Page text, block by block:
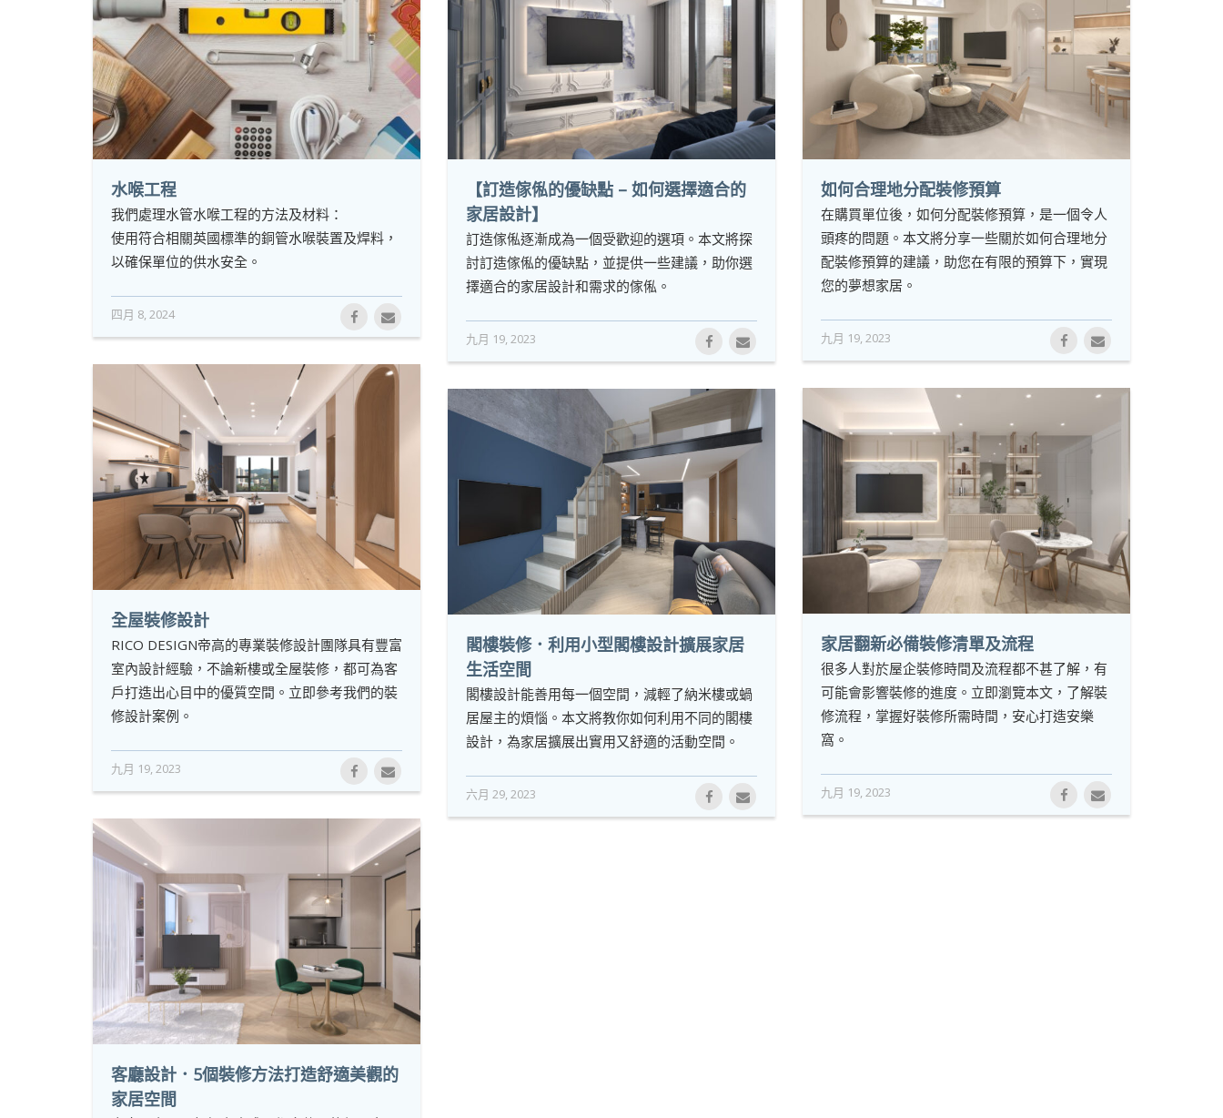
水喉工程
我們處理水管水喉工程的方法及材料：
使用符合相關英國標準的銅管水喉裝置及焊料，
以確保單位的供水安全。
四月 8, 2024
【訂造傢俬的優缺點 – 如何選擇適合的
家居設計】
訂造傢俬逐漸成為一個受歡迎的選項。本文將探
討訂造傢俬的優缺點，並提供一些建議，助你選
擇適合的家居設計和需求的傢俬。
九月 19, 2023
如何合理地分配裝修預算
在購買單位後，如何分配裝修預算，是一個令人
頭疼的問題。本文將分享一些關於如何合理地分
配裝修預算的建議，助您在有限的預算下，實現
您的夢想家居。
九月 19, 2023
全屋裝修設計
RICO DESIGN帝高的專業裝修設計團隊具有豐富
室內設計經驗，不論新樓或全屋裝修，都可為客
戶打造出心目中的優質空間。立即參考我們的裝
修設計案例。
九月 19, 2023
家居翻新必備裝修清單及流程
很多人對於屋企裝修時間及流程都不甚了解，有
可能會影響裝修的進度。立即瀏覽本文，了解裝
修流程，掌握好裝修所需時間，安心打造安樂
窩。
九月 19, 2023
閣樓裝修．利用小型閣樓設計擴展家居
生活空間
閣樓設計能善用每一個空間，減輕了納米樓或蝸
居屋主的煩惱。本文將教你如何利用不同的閣樓
設計，為家居擴展出實用又舒適的活動空間。
六月 29, 2023
客廳設計．5個裝修方法打造舒適美觀的
家居空間